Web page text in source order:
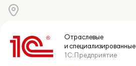
Отраслевые
и специализированные
1С:Предприятие